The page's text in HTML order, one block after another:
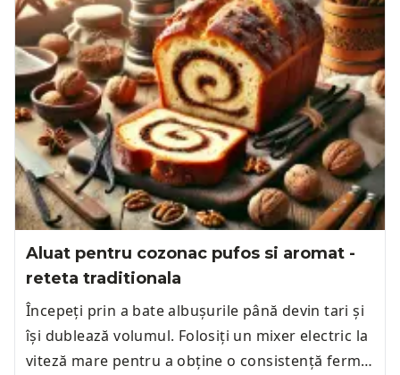
Aluat pentru cozonac pufos si aromat -
reteta traditionala
Începeți prin a bate albușurile până devin tari și
își dublează volumul. Folosiți un mixer electric la
viteză mare pentru a obține o consistență fermă